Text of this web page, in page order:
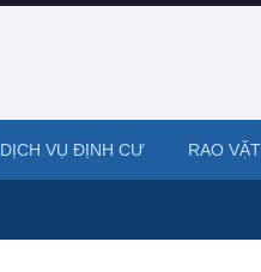
DỊCH VỤ ĐỊNH CƯ RAO VẶT